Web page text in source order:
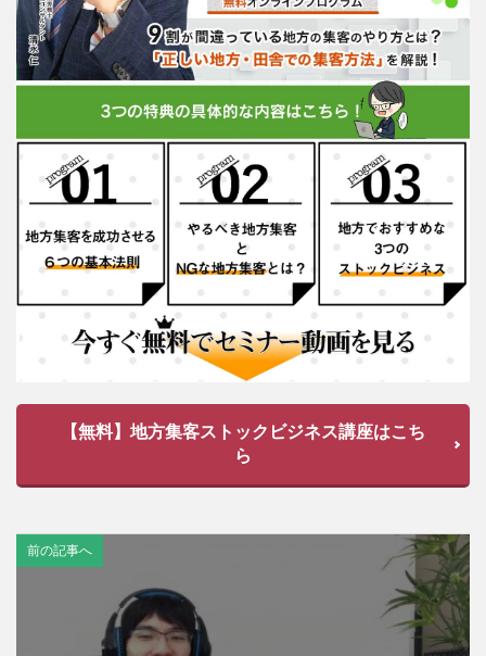
【無料】地方集客ストックビジネス講座はこち
ら
前の記事へ